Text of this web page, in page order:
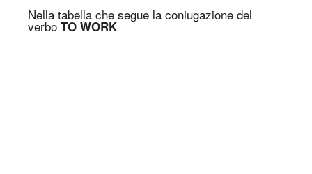
Nella tabella che segue la coniugazione del
verbo TO WORK